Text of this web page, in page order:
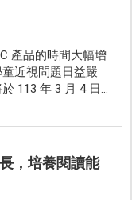
產品的時間大幅增
近視問題日益嚴
113 年 3 月 4 日
，培養閱讀能